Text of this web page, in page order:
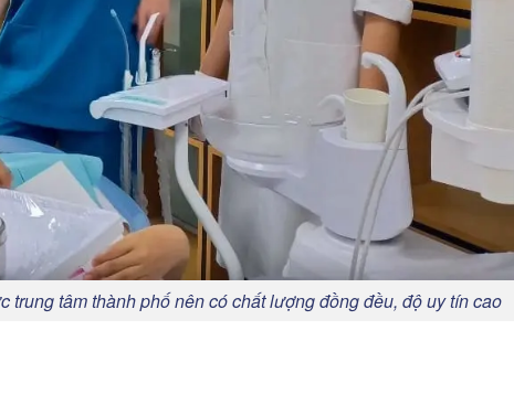
trung tâm thành phố nên có chất lượng đồng đều, độ uy tín cao